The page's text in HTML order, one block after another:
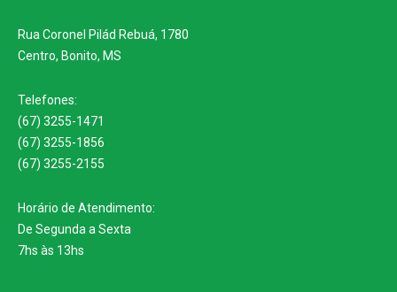
Rua Coronel Pilád Rebuá, 1780
Centro, Bonito, MS
Telefones:
(67) 3255-1471
(67) 3255-1856
(67) 3255-2155
Horário de Atendimento:
De Segunda a Sexta
7hs às 13hs